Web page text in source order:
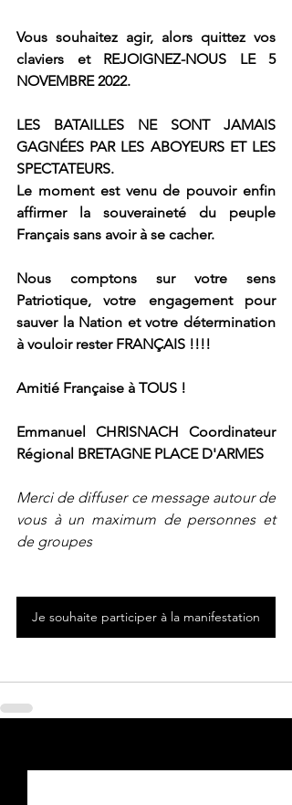
Vous souhaitez agir, alors quittez vos
claviers et REJOIGNEZ-NOUS LE 5
NOVEMBRE 2022.
LES BATAILLES NE SONT JAMAIS
GAGNÉES PAR LES ABOYEURS ET LES
SPECTATEURS.
Le moment est venu de pouvoir enfin
affirmer la souveraineté du peuple
Français sans avoir à se cacher.
Nous comptons sur votre sens
Patriotique, votre engagement pour
sauver la Nation et votre détermination
à vouloir rester FRANÇAIS !!!!
Amitié Française à TOUS !
Emmanuel CHRISNACH Coordinateur
Régional BRETAGNE PLACE D'ARMES
Merci de diffuser ce message autour de
vous à un maximum de personnes et
de groupes
Je souhaite participer à la manifestation